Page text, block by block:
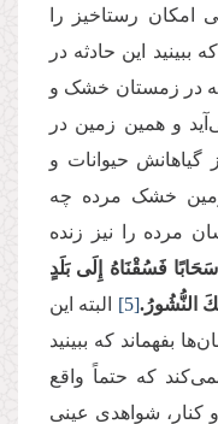
امکان رستاخیز را
این حادثه در
در زمستان خشک و
و همین زمین در
حیوانات و
زمین خشک مرده چه
مرده‌ را نیز زنده
فَسُقْنَاهُ إِلَى بَلَدٍ
النُّشُورُ.[5] البته این
بفهماند که ببینید
که حتماً واقع
کنار، شواهدی عینی